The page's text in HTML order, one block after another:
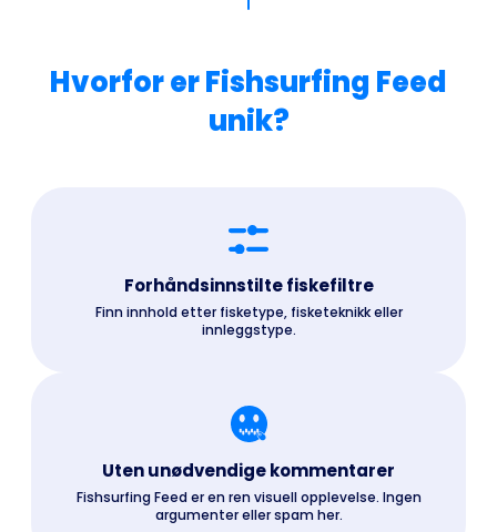
Hvorfor er Fishsurfing Feed
unik?
Forhåndsinnstilte fiskefiltre
Finn innhold etter fisketype, fisketeknikk eller
innleggstype.
Uten unødvendige kommentarer
Fishsurfing Feed er en ren visuell opplevelse. Ingen
argumenter eller spam her.